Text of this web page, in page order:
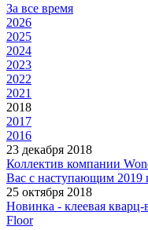
За все время
2026
2025
2024
2023
2022
2021
2018
2017
2016
23 декабря 2018
Коллектив компании
Вас с наступающим 2019
25 октября 2018
Новинка - клеевая
Floor